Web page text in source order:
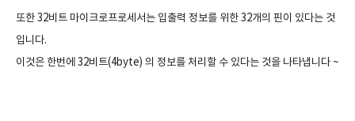
또한 32비트 마이크로프로세서는 입출력 정보를 위한 32개의 핀이 있다는 것
입니다.
이것은 한번에 32비트(4byte) 의 정보를 처리할 수 있다는 것을 나타냅니다 ~